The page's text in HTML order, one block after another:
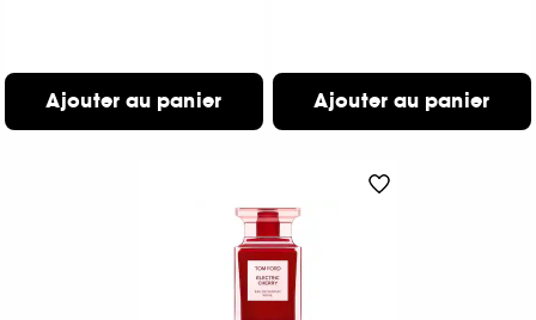
Ajouter au panier Ajouter au panier